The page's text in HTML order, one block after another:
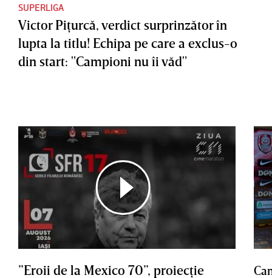
SUPERLIGA
Victor Piţurcă, verdict surprinzător în
lupta la titlu! Echipa pe care a exclus-o
din start: "Campioni nu îi văd"
”Eroii de la Mexico 70”, proiecţie